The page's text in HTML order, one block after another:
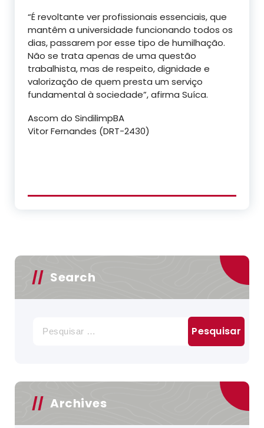
“É revoltante ver profissionais essenciais, que
mantêm a universidade funcionando todos os
dias, passarem por esse tipo de humilhação.
Não se trata apenas de uma questão
trabalhista, mas de respeito, dignidade e
valorização de quem presta um serviço
fundamental à sociedade”, afirma Suíca.
Ascom do SindilimpBA
Vitor Fernandes (DRT-2430)
Search
por:
Archives